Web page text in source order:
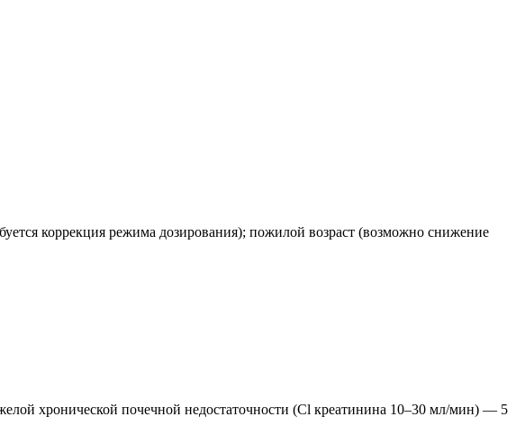
коррекция режима дозирования); пожилой возраст (возможно снижение
хронической почечной недостаточности (Cl креатинина 10–30 мл/мин) — 5